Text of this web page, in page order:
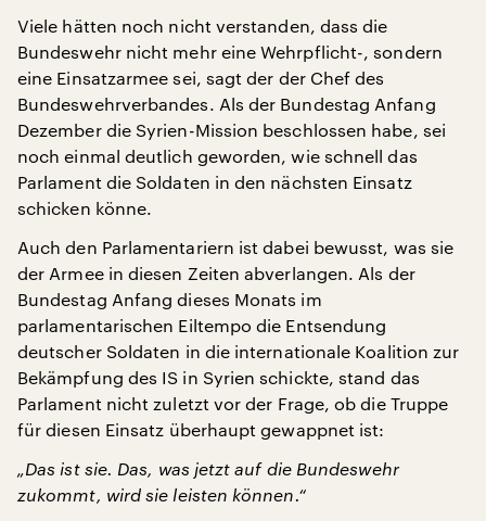
Viele hätten noch nicht verstanden, dass die
Bundeswehr nicht mehr eine Wehrpflicht-, sondern
eine Einsatzarmee sei, sagt der der Chef des
Bundeswehrverbandes. Als der Bundestag Anfang
Dezember die Syrien-Mission beschlossen habe, sei
noch einmal deutlich geworden, wie schnell das
Parlament die Soldaten in den nächsten Einsatz
schicken könne.
Auch den Parlamentariern ist dabei bewusst, was sie
der Armee in diesen Zeiten abverlangen. Als der
Bundestag Anfang dieses Monats im
parlamentarischen Eiltempo die Entsendung
deutscher Soldaten in die internationale Koalition zur
Bekämpfung des IS in Syrien schickte, stand das
Parlament nicht zuletzt vor der Frage, ob die Truppe
für diesen Einsatz überhaupt gewappnet ist:
„Das ist sie. Das, was jetzt auf die Bundeswehr
zukommt, wird sie leisten können.“